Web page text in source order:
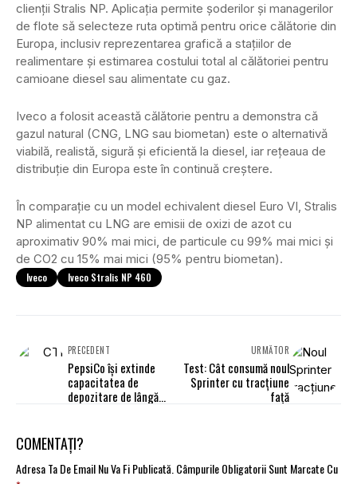
clienții Stralis NP. Aplicația permite șoderilor și managerilor
de flote să selecteze ruta optimă pentru orice călătorie din
Europa, inclusiv reprezentarea grafică a stațiilor de
realimentare și estimarea costului total al călătoriei pentru
camioane diesel sau alimentate cu gaz.
Iveco a folosit această călătorie pentru a demonstra că
gazul natural (CNG, LNG sau biometan) este o alternativă
viabilă, realistă, sigură și eficientă la diesel, iar rețeaua de
distribuție din Europa este în continuă creștere.
În comparație cu un model echivalent diesel Euro VI, Stralis
NP alimentat cu LNG are emisii de oxizi de azot cu
aproximativ 90% mai mici, de particule cu 99% mai mici și
de CO2 cu 15% mai mici (95% pentru biometan).
Iveco Iveco Stralis NP 460
PRECEDENT
PepsiCo își extinde
capacitatea de
depozitare de lângă
URMĂTOR
Test: Cât consumă noul
Sprinter cu tracțiune
față
COMENTAȚI?
Adresa Ta De Email Nu Va Fi Publicată. Câmpurile Obligatorii Sunt Marcate Cu